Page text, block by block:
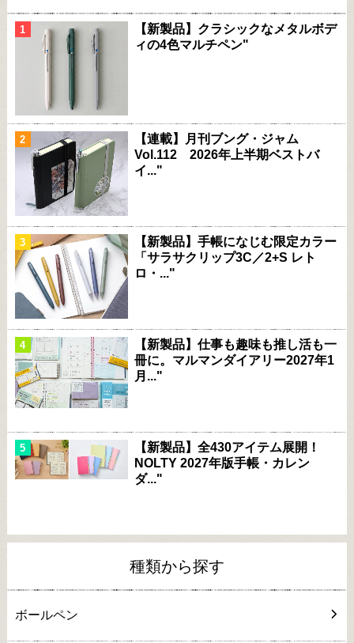
【新製品】クラシックなメタルボデ
ィの4色マルチペン"
【連載】月刊ブング・ジャム
Vol.112 2026年上半期ベストバ
イ..."
【新製品】手帳になじむ限定カラー
「サラサクリップ3C／2+S レト
ロ・..."
【新製品】仕事も趣味も推し活も一
冊に。マルマンダイアリー2027年1
月..."
【新製品】全430アイテム展開！
NOLTY 2027年版手帳・カレン
ダ..."
種類から探す
ボールペン